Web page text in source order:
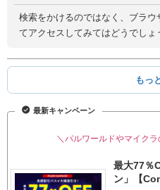
検索をかけるのではなく、ブラ
てアクセスしてみてはどうでしょ
もっ
最新キャンペーン
＼パルワールドやマイク
最大77％
ン」【